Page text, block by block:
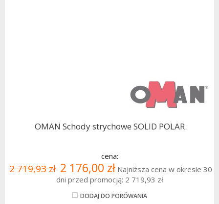
OMAN Schody strychowe SOLID POLAR
cena:
2 719,93 zł 2 176,00 zł Najniższa cena w okresie 30
dni przed promocją: 2 719,93 zł
DODAJ DO PORÓWANIA